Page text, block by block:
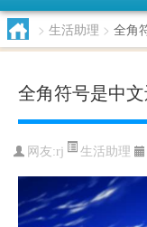
> 生活助理 > 全角
全角符号是中文
网友:rj 生活助理